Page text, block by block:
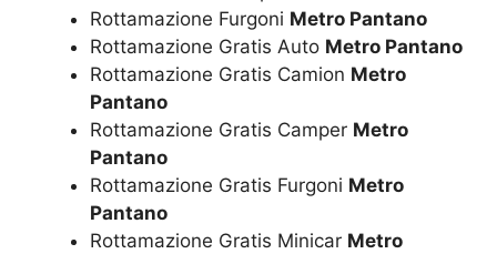
Rottamazione Furgoni Metro Pantano
Rottamazione Gratis Auto Metro Pantano
Rottamazione Gratis Camion Metro
Pantano
Rottamazione Gratis Camper Metro
Pantano
Rottamazione Gratis Furgoni Metro
Pantano
Rottamazione Gratis Minicar Metro